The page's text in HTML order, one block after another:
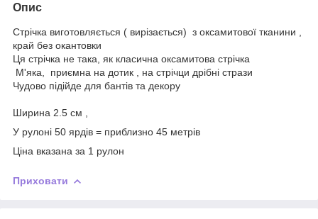
Опис
Стрічка виготовляється ( вирізається) з оксамитової тканини ,
край без окантовки
Ця стрічка не така, як класична оксамитова стрічка
М'яка, приємна на дотик , на стрічци дрібні стрази
Чудово підійде для бантів та декору
Ширина 2.5 см ,
У рулоні 50 ярдів = приблизно 45 метрів
Ціна вказана за 1 рулон
Приховати